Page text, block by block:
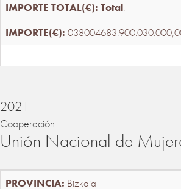
Total:
2021
Cooperación
Unión Nacional de
Bizkaia